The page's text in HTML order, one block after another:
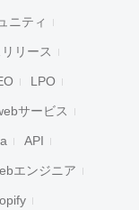
ニティ
リース
LPO
サービス
API
エンジニア